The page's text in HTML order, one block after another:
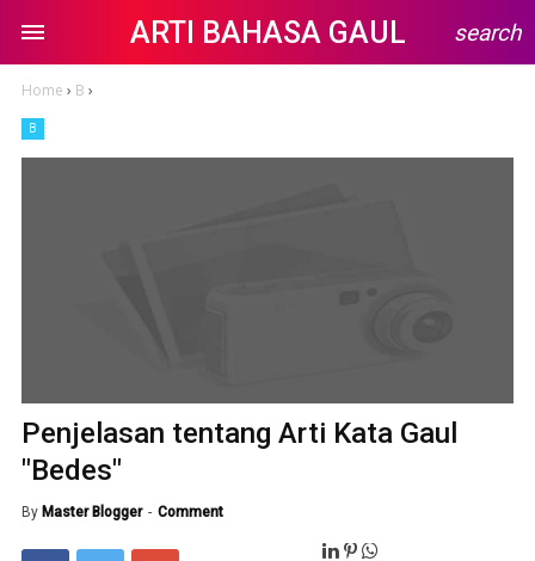
ARTI BAHASA GAUL search
Home › B ›
B
Penjelasan tentang Arti Kata Gaul
"Bedes"
By Master Blogger Comment